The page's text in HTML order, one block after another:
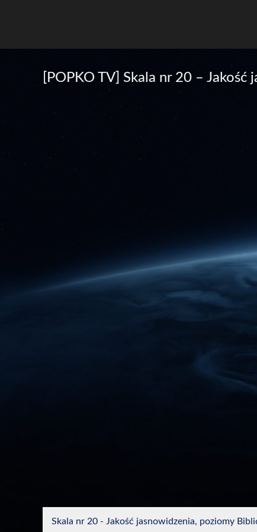
[POPKO TV] Skala nr 20 –
Skala nr 20 - Jakość jasnowidzenia, poziomy